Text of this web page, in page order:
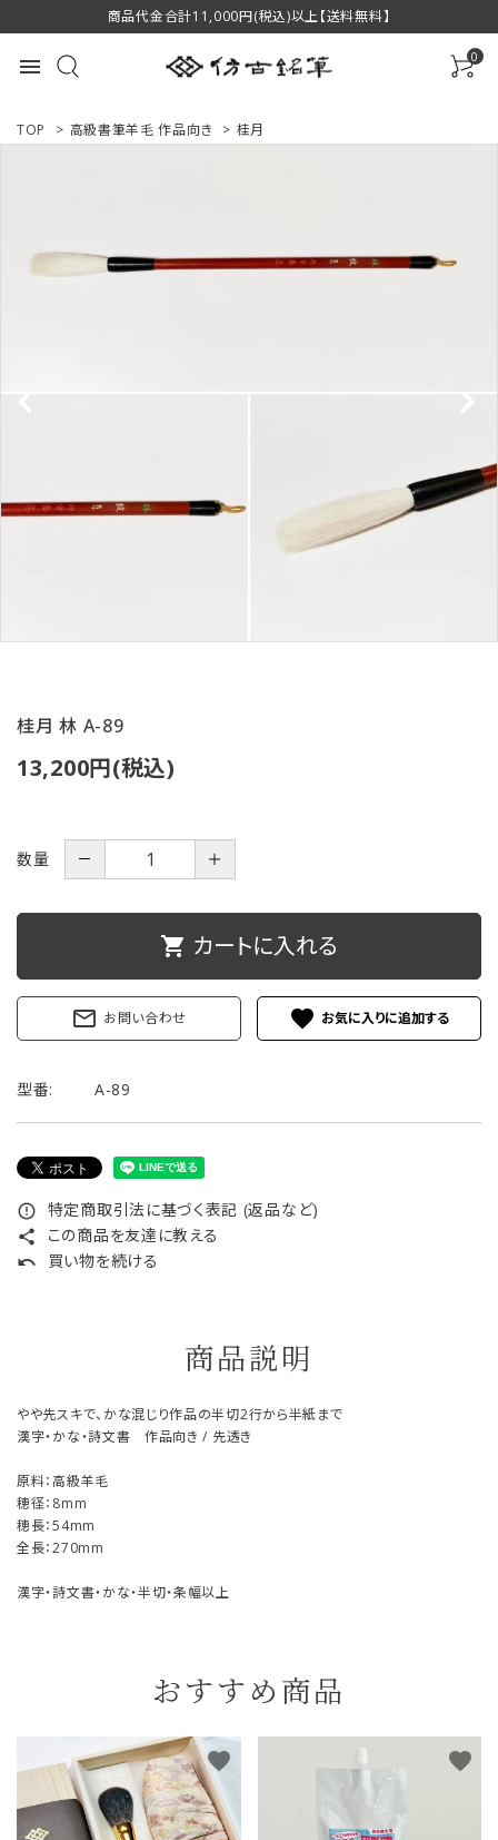
商品代金合計11,000円(税込)以上【送料無料】
menu 0
特定商取引法について
TOP > 高級書筆羊毛 作品向き > 桂月
桂月 林 A-89
13,200円(税込)
数量 － ＋
shopping_cart カートに入れる
mail_outline お問い合わせ favorite
型番: A-89
error_outline 特定商取引法に基づく表記 (返品など)
share この商品を友達に教える
undo 買い物を続ける
商品説明
やや先スキで、かな混じり作品の半切2行から半紙まで
漢字・かな・詩文書 作品向き / 先透き
原料：高級羊毛
穂径：8mm
穂長：54mm
全長：270mm
漢字・詩文書・かな・半切・条幅以上
おすすめ商品
favorite favorite